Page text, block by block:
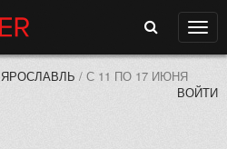
Поиск
ЯРОСЛАВЛЬ / С 11 ПО 17 ИЮНЯ
ВОЙТИ